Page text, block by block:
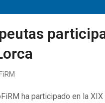
ha participado en la